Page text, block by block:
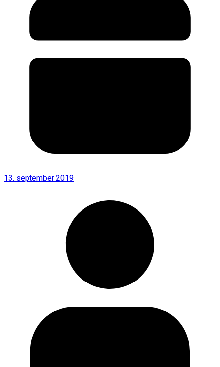
13. september 2019